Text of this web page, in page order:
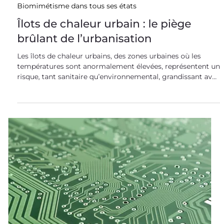
ce dérèglement climatique ! Quelques exemples
d’indicateurs permettant d’évaluer le dérèglement
climatique Des indicateurs variés mettent en évidence un
changement radical du climat à l’échelle du dernier si
5 nov. 2021